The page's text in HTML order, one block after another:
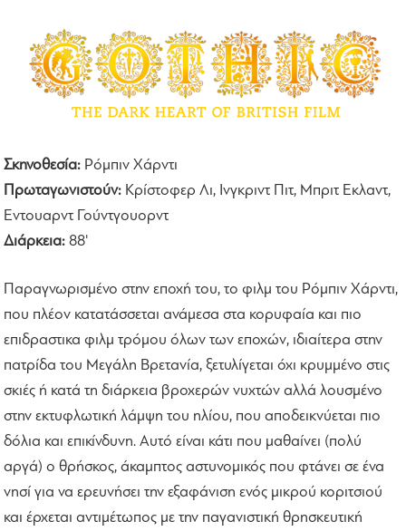
Σκηνοθεσία: Ρόμπιν Χάρντι
Πρωταγωνιστούν: Κρίστοφερ Λι, Iνγκριντ Πιτ, Μπριτ Eκλαντ,
Eντουαρντ Γούντγουορντ
Διάρκεια:88'
Παραγνωρισμένο στην εποχή του, το φιλμ του Ρόμπιν Χάρντι,
που πλέον κατατάσσεται ανάμεσα στα κορυφαία και πιο
επιδραστικα φιλμ τρόμου όλων των εποχών, ιδιαίτερα στην
πατρίδα του Μεγάλη Βρετανία, ξετυλίγεται όχι κρυμμένο στις
σκιές ή κατά τη διάρκεια βροχερών νυχτών αλλά λουσμένο
στην εκτυφλωτική λάμψη του ηλίου, που αποδεικνύεται πιο
δόλια και επικίνδυνη. Αυτό είναι κάτι που μαθαίνει (πολύ
αργά) ο θρήσκος, άκαμπτος αστυνομικός που φτάνει σε ένα
νησί για να ερευνήσει την εξαφάνιση ενός μικρού κοριτσιού
και έρχεται αντιμέτωπος με την παγανιστική θρησκευτική